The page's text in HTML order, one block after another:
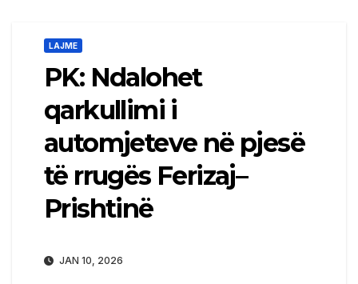
LAJME
PK: Ndalohet
qarkullimi i
automjeteve në pjesë
të rrugës Ferizaj–
Prishtinë
JAN 10, 2026